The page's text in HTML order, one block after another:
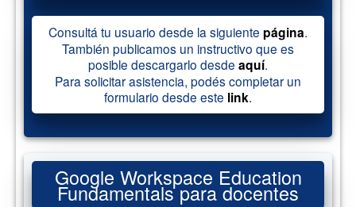
Consultá tu usuario desde la siguiente página.
También publicamos un instructivo que es
posible descargarlo desde aquí.
Para solicitar asistencia, podés completar un
formulario desde este link.
Google Workspace Education
Fundamentals para docentes